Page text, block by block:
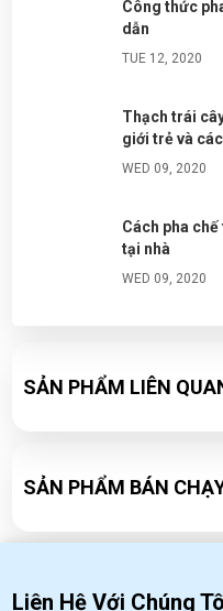
Công thức
dẫn
TUE 12, 2020
Thạch trái
giới trẻ và
WED 09, 2020
Cách pha
tại nhà
WED 09, 2020
WED 09, 2020
WED 09, 2020
SẢN PHẨM LIÊN
SẢN PHẨM BÁN
Liên Hệ Với Chúng